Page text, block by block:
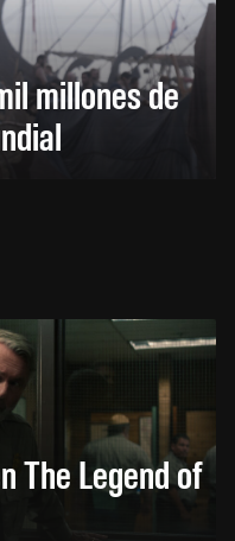
millones de
The Legend of